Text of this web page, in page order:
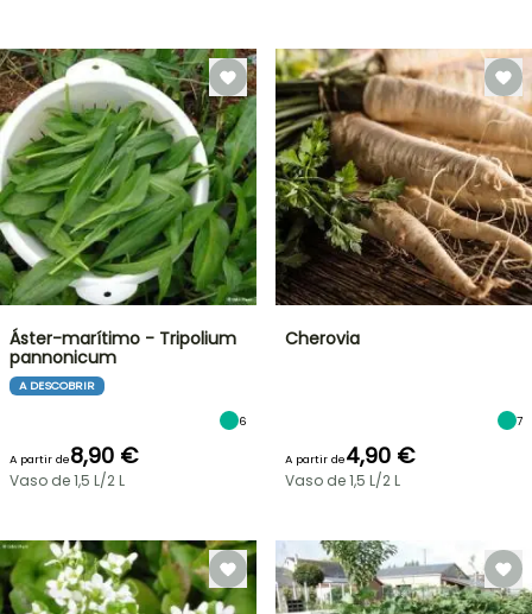
Áster-marítimo - Tripolium
pannonicum
A DESCOBRIR
6
A partir de8,90 €
Vaso de 1,5 L/2 L
Cherovia
7
A partir de4,90 €
Vaso de 1,5 L/2 L